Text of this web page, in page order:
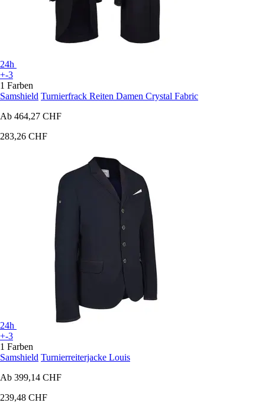
24h
+-3
1 Farben
Samshield Turnierfrack Reiten Damen Crystal Fabric
Ab 464,27 CHF
283,26 CHF
24h
+-3
1 Farben
Samshield Turnierreiterjacke Louis
Ab 399,14 CHF
239,48 CHF